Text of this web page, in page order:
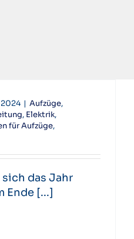
| Aufzüge,
, Elektrik,
für Aufzüge,
das Jahr
Ende [...]